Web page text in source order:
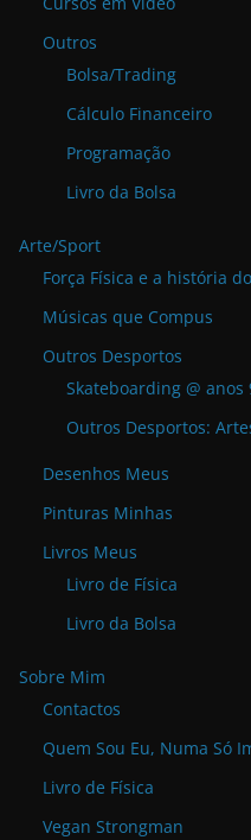
Outros
Bolsa/Trading
Cálculo Financeiro
Programação
Livro da Bolsa
Arte/Sport
Força Física e a história
Músicas que Compus
Outros Desportos
Skateboarding @ anos
Outros Desportos:
Desenhos Meus
Pinturas Minhas
Livros Meus
Livro de Física
Livro da Bolsa
Sobre Mim
Contactos
Quem Sou Eu, Numa Só
Livro de Física
Vegan Strongman